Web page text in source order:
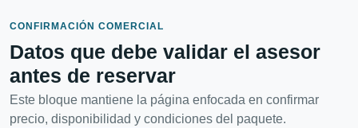
CONFIRMACIÓN COMERCIAL
Datos que debe validar el asesor
antes de reservar
Este bloque mantiene la página enfocada en confirmar
precio, disponibilidad y condiciones del paquete.